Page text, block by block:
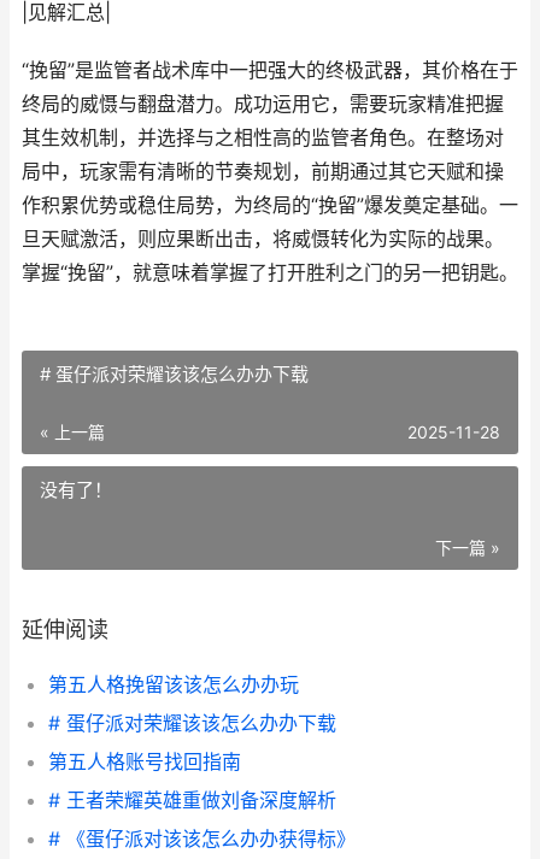
|见解汇总|
“挽留”是监管者战术库中一把强大的终极武器，其价格在于
终局的威慑与翻盘潜力。成功运用它，需要玩家精准把握
其生效机制，并选择与之相性高的监管者角色。在整场对
局中，玩家需有清晰的节奏规划，前期通过其它天赋和操
作积累优势或稳住局势，为终局的“挽留”爆发奠定基础。一
旦天赋激活，则应果断出击，将威慑转化为实际的战果。
掌握“挽留”，就意味着掌握了打开胜利之门的另一把钥匙。
# 蛋仔派对荣耀该该怎么办办下载
« 上一篇 2025-11-28
没有了！
下一篇 »
延伸阅读
第五人格挽留该该怎么办办玩
# 蛋仔派对荣耀该该怎么办办下载
第五人格账号找回指南
# 王者荣耀英雄重做刘备深度解析
# 《蛋仔派对该该怎么办办获得标》